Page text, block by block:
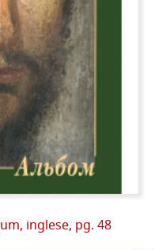
inglese, pg. 48